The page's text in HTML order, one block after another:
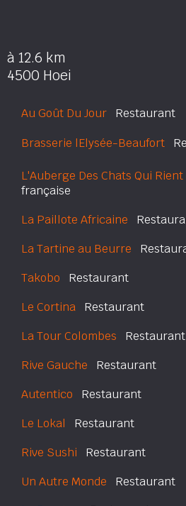
à 12.6 km
4500 Hoei
Au Goût Du Jour Restaurant
Brasserie lElysée-Beaufort
L'Auberge Des Chats Qui Rient
française
La Paillote Africaine
La Tartine au Beurre
Takobo Restaurant
Le Cortina Restaurant
La Tour Colombes Restaurant
Rive Gauche Restaurant
Autentico Restaurant
Le Lokal Restaurant
Rive Sushi Restaurant
Un Autre Monde Restaurant